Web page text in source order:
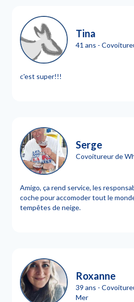
Tina
41 ans -
c'est super!!!
Serge
Covoitureur de
Amigo, ça rend service, les
coche pour accomoder tout le
tempêtes de neige.
Roxanne
39 ans -
Mer